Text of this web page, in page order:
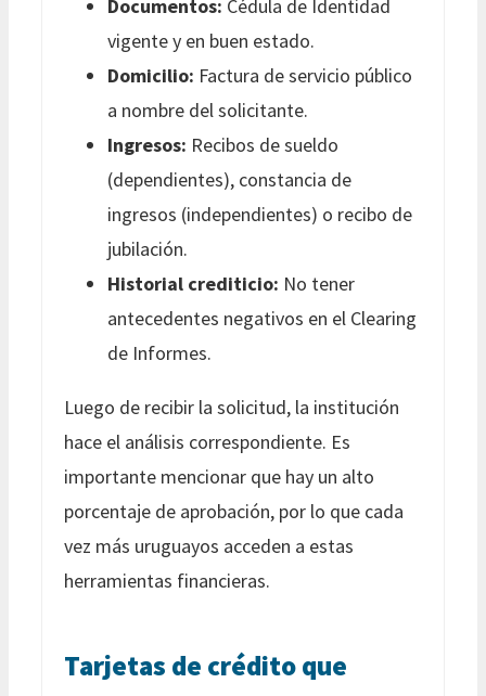
Documentos: Cédula de Identidad
vigente y en buen estado.
Domicilio: Factura de servicio público
a nombre del solicitante.
Ingresos: Recibos de sueldo
(dependientes), constancia de
ingresos (independientes) o recibo de
jubilación.
Historial crediticio: No tener
antecedentes negativos en el Clearing
de Informes.
Luego de recibir la solicitud, la institución
hace el análisis correspondiente. Es
importante mencionar que hay un alto
porcentaje de aprobación, por lo que cada
vez más uruguayos acceden a estas
herramientas financieras.
Tarjetas de crédito que